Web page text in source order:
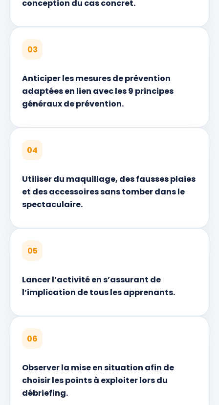
conception du cas concret.
03
Anticiper les mesures de prévention
adaptées en lien avec les 9 principes
généraux de prévention.
04
Utiliser du maquillage, des fausses plaies
et des accessoires sans tomber dans le
spectaculaire.
05
Lancer l’activité en s’assurant de
l’implication de tous les apprenants.
06
Observer la mise en situation afin de
choisir les points à exploiter lors du
débriefing.